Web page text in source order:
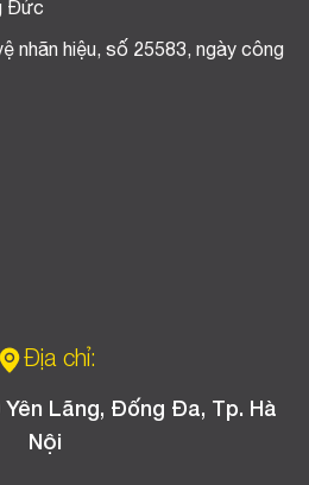
Đức
nhãn hiệu, số 25583, ngày công
Địa chỉ:
Yên Lãng, Đống Đa, Tp. Hà
Nội